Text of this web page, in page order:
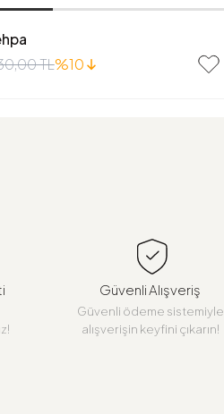
TL%10
Güvenli Alışveriş
Güvenli ödeme sistemiyle
alışverişin keyfini çıkarın!